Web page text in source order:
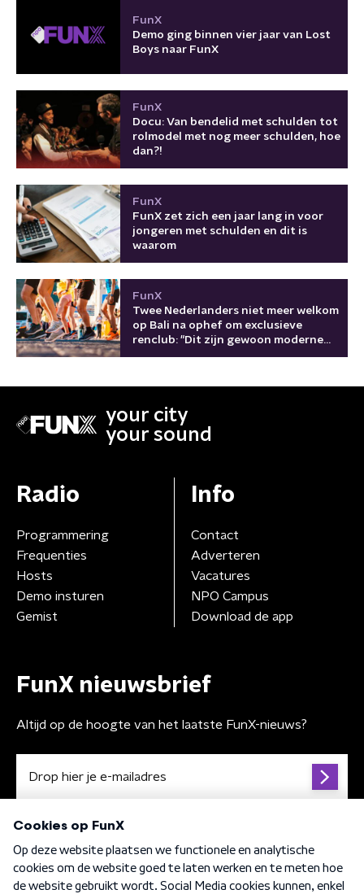
FunX
Demo ging binnen vier jaar van Lost
Boys naar FunX
FunX
Docu: Van bendelid met schulden tot
rolmodel met nog meer schulden, hoe
dan?!
FunX
FunX zet zich een jaar lang in voor
jongeren met schulden en dit is
waarom
FunX
Twee Nederlanders niet meer welkom
op Bali na ophef om exclusieve
renclub: "Dit zijn gewoon moderne
your city
your sound
Radio
Programmering
Frequenties
Hosts
Demo insturen
Gemist
Info
Contact
Adverteren
Vacatures
NPO Campus
Download de app
FunX nieuwsbrief
Altijd op de hoogte van het laatste FunX-nieuws?